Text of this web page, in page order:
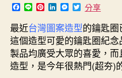
F
a
c
e
b
o
o
k
L
n
e
P
n
t
e
r
e
s
t
L
n
k
e
d
I
n
M
e
s
s
e
n
g
e
r
T
w
i
t
t
e
r
分享
最近台灣圖案造型的鑰匙圈
這個造型可愛的鑰匙圈紀
製品均廣受大眾的喜愛，
造型，是今年很熱門(超夯)